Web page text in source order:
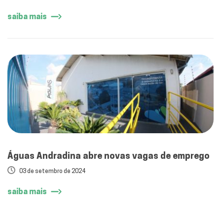
saiba mais
Águas Andradina abre novas vagas de emprego
03 de setembro de 2024
saiba mais